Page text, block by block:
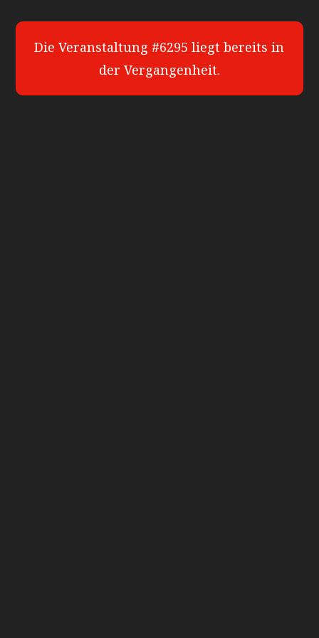
Die Veranstaltung #6295 liegt bereits in
der Vergangenheit.